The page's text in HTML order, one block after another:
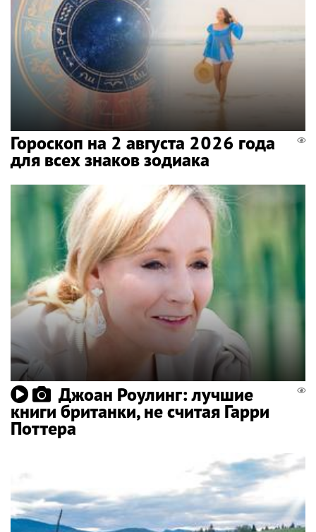
Гороскоп на 2 августа 2026 года
для всех знаков зодиака
Джоан Роулинг: лучшие
книги британки, не считая Гарри
Поттера